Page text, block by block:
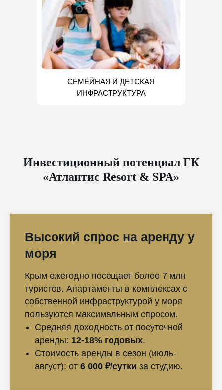
СЕМЕЙНАЯ И ДЕТСКАЯ
ИНФРАСТРУКТУРА
Инвестиционный потенциал ГК
«Атлантис Resort & SPA»
Высокий спрос на аренду у
моря
Крым ежегодно посещает более 7 млн
туристов. Апартаменты в комплексах с
собственной инфраструктурой у моря
пользуются максимальным спросом.
Средняя доходность от посуточной
аренды: 12-18% годовых.
Стоимость аренды в сезон (июль-
август): от 6 000 ₽/сутки за студию.